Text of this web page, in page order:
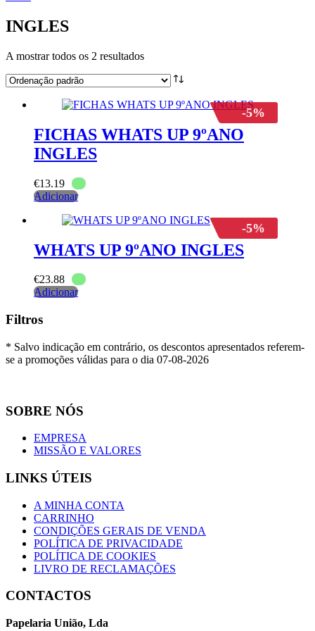
INGLES
A mostrar todos os 2 resultados
-5%
FICHAS WHATS UP 9ºANO
INGLES
€13.19
Adicionar
-5%
WHATS UP 9ºANO INGLES
€23.88
Adicionar
Filtros
* Salvo indicação em contrário, os descontos apresentados referem-
se a promoções válidas para o dia 07-08-2026
SOBRE NÓS
EMPRESA
MISSÃO E VALORES
LINKS ÚTEIS
A MINHA CONTA
CARRINHO
CONDIÇÕES GERAIS DE VENDA
POLÍTICA DE PRIVACIDADE
POLÍTICA DE COOKIES
LIVRO DE RECLAMAÇÕES
CONTACTOS
Papelaria União, Lda